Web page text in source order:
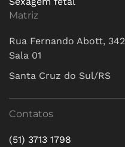
Matriz
Rua Fernando Abott, 342
Sala 01
Santa Cruz do Sul/RS
Contatos
(51) 3713 1798